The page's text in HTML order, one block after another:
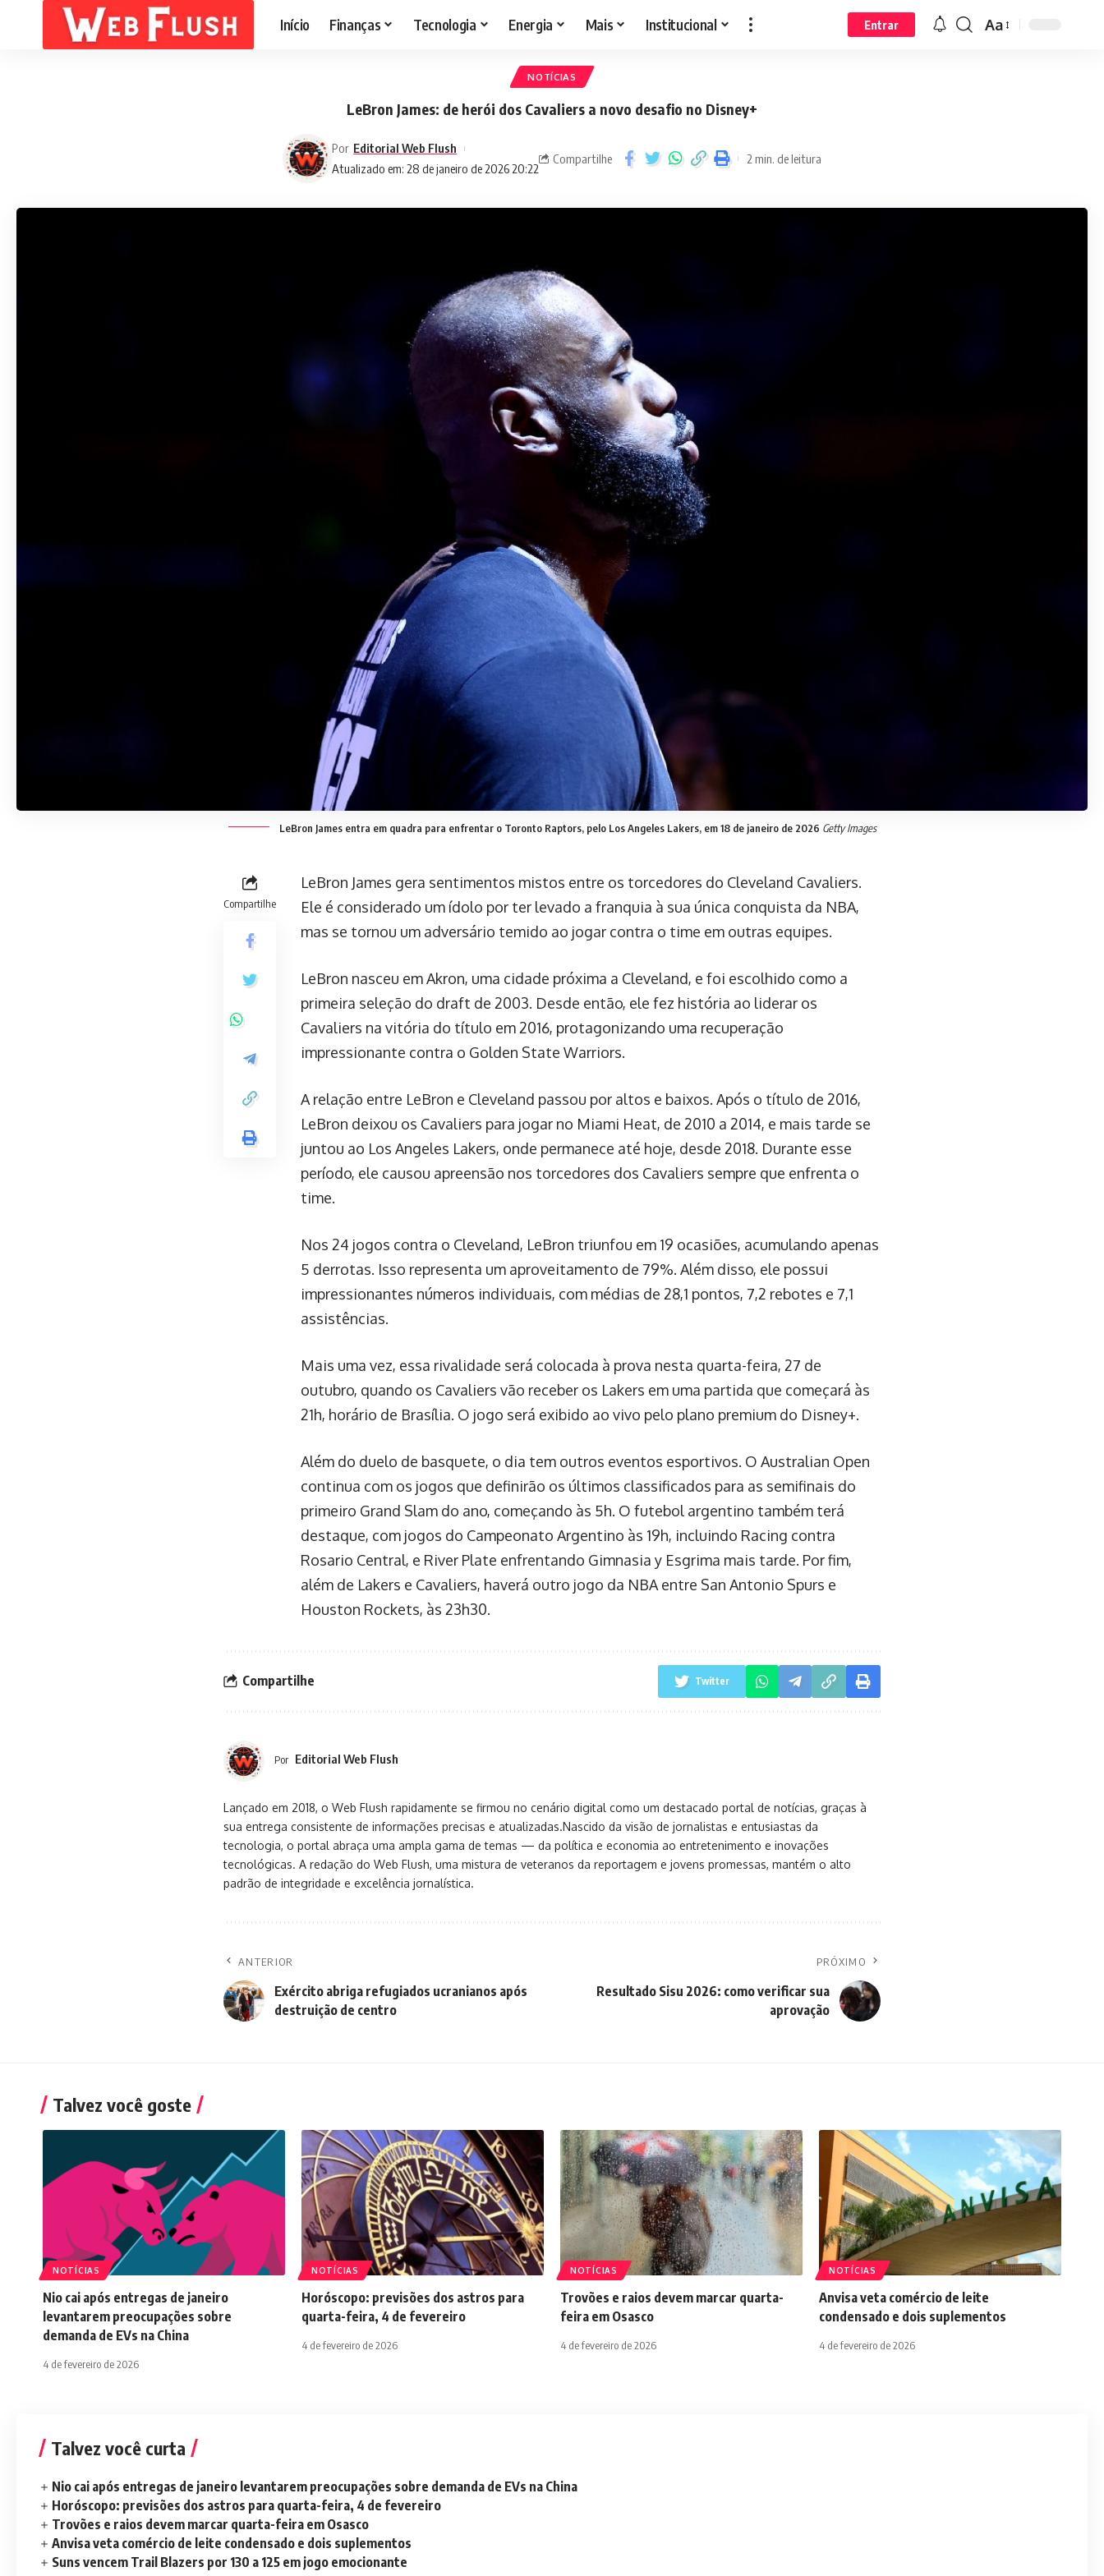
Início Finanças Tecnologia Energia Mais Institucional Entrar Aa
NOTÍCIAS
LeBron James: de herói dos Cavaliers a novo desafio no Disney+
Atualizado em: 28 de janeiro de 2026 20:22
Por Editorial Web Flush
Compartilhe 2 min. de leitura
LeBron James entra em quadra para enfrentar o Toronto Raptors, pelo Los Angeles Lakers, em 18 de janeiro de 2026 Getty Images
Compartilhe
LeBron James gera sentimentos mistos entre os torcedores do Cleveland Cavaliers.
Ele é considerado um ídolo por ter levado a franquia à sua única conquista da NBA,
mas se tornou um adversário temido ao jogar contra o time em outras equipes.
LeBron nasceu em Akron, uma cidade próxima a Cleveland, e foi escolhido como a
primeira seleção do draft de 2003. Desde então, ele fez história ao liderar os
Cavaliers na vitória do título em 2016, protagonizando uma recuperação
impressionante contra o Golden State Warriors.
A relação entre LeBron e Cleveland passou por altos e baixos. Após o título de 2016,
LeBron deixou os Cavaliers para jogar no Miami Heat, de 2010 a 2014, e mais tarde se
juntou ao Los Angeles Lakers, onde permanece até hoje, desde 2018. Durante esse
período, ele causou apreensão nos torcedores dos Cavaliers sempre que enfrenta o
time.
Nos 24 jogos contra o Cleveland, LeBron triunfou em 19 ocasiões, acumulando apenas
5 derrotas. Isso representa um aproveitamento de 79%. Além disso, ele possui
impressionantes números individuais, com médias de 28,1 pontos, 7,2 rebotes e 7,1
assistências.
Mais uma vez, essa rivalidade será colocada à prova nesta quarta-feira, 27 de
outubro, quando os Cavaliers vão receber os Lakers em uma partida que começará às
21h, horário de Brasília. O jogo será exibido ao vivo pelo plano premium do Disney+.
Além do duelo de basquete, o dia tem outros eventos esportivos. O Australian Open
continua com os jogos que definirão os últimos classificados para as semifinais do
primeiro Grand Slam do ano, começando às 5h. O futebol argentino também terá
destaque, com jogos do Campeonato Argentino às 19h, incluindo Racing contra
Rosario Central, e River Plate enfrentando Gimnasia y Esgrima mais tarde. Por fim,
além de Lakers e Cavaliers, haverá outro jogo da NBA entre San Antonio Spurs e
Houston Rockets, às 23h30.
Compartilhe Twitter
Por Editorial Web Flush
Lançado em 2018, o Web Flush rapidamente se firmou no cenário digital como um destacado portal de notícias, graças à
sua entrega consistente de informações precisas e atualizadas.Nascido da visão de jornalistas e entusiastas da
tecnologia, o portal abraça uma ampla gama de temas — da política e economia ao entretenimento e inovações
tecnológicas. A redação do Web Flush, uma mistura de veteranos da reportagem e jovens promessas, mantém o alto
padrão de integridade e excelência jornalística.
ANTERIOR
Exército abriga refugiados ucranianos após
destruição de centro
PRÓXIMO
Resultado Sisu 2026: como verificar sua
aprovação
Talvez você goste
NOTÍCIAS
Nio cai após entregas de janeiro
levantarem preocupações sobre
demanda de EVs na China
4 de fevereiro de 2026
NOTÍCIAS
Horóscopo: previsões dos astros para
quarta-feira, 4 de fevereiro
4 de fevereiro de 2026
NOTÍCIAS
Trovões e raios devem marcar quarta-
feira em Osasco
4 de fevereiro de 2026
NOTÍCIAS
Anvisa veta comércio de leite
condensado e dois suplementos
4 de fevereiro de 2026
Talvez você curta
Nio cai após entregas de janeiro levantarem preocupações sobre demanda de EVs na China
Horóscopo: previsões dos astros para quarta-feira, 4 de fevereiro
Trovões e raios devem marcar quarta-feira em Osasco
Anvisa veta comércio de leite condensado e dois suplementos
Suns vencem Trail Blazers por 130 a 125 em jogo emocionante